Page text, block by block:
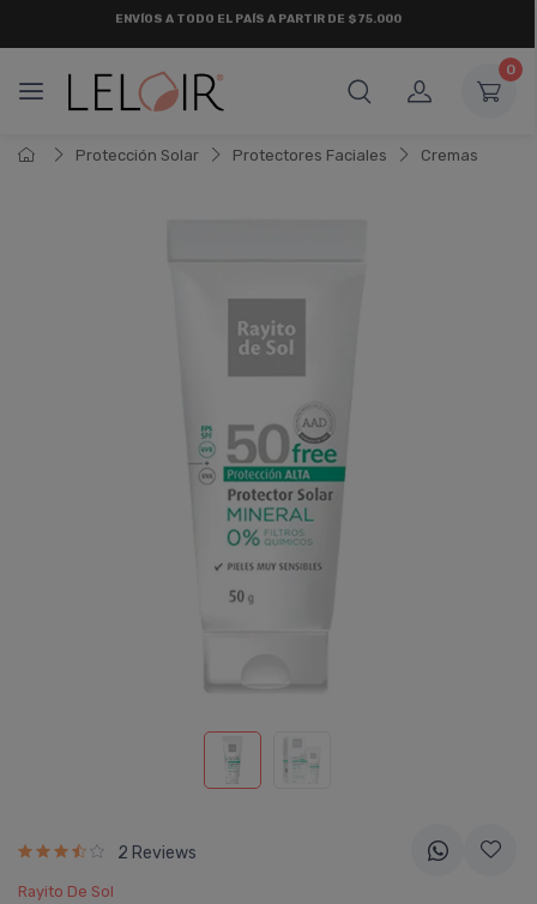
0
Protección Solar Protectores Faciales Cremas
2 Reviews
Rayito De Sol